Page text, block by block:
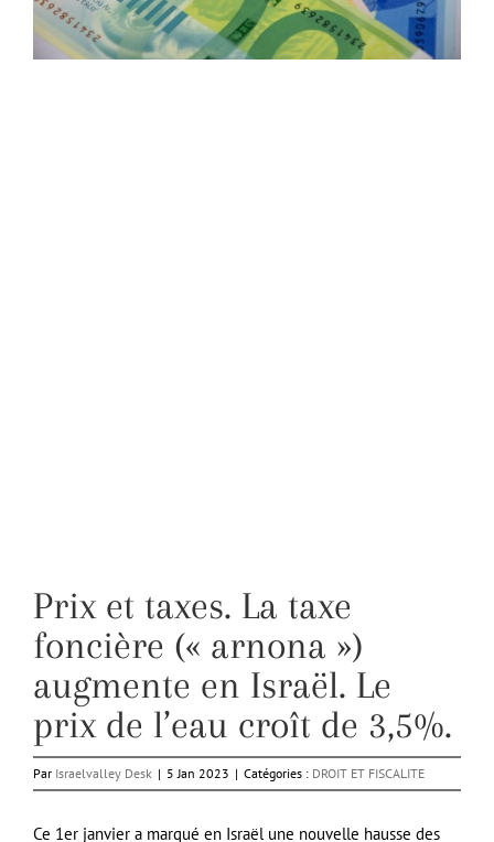
Prix et taxes. La taxe
foncière (« arnona »)
augmente en Israël. Le
prix de l’eau croît de 3,5%.
Par Israelvalley Desk | 5 Jan 2023 | Catégories : DROIT ET FISCALITE
Ce 1er janvier a marqué en Israël une nouvelle hausse des